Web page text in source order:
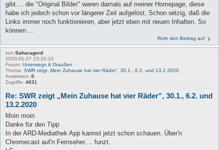
gibt.... die "Original Bilder" waren damals auf meiner Homepage, diese
habe ich jedoch schon vor längerer Zeit aufgelöst. Schon witzig, daß die
Links immer noch funktionieren, aber jetzt eben mit neuen Inhalten. So
können ...
Rufe den Beitrag auf
von Saharagerd
2020-01-27 23:32:10
Forum: Unterwegs & Draußen
Thema: SWR zeigt „Mein Zuhause hat vier Räder“, 30.1., 6.2. und 13.2.2020
Antworten: 8
Zugriffe: 4631
Re: SWR zeigt „Mein Zuhause hat vier Räder“, 30.1., 6.2. und
13.2.2020
Moin moin
Danke für den Tipp
In der ARD-Mediathek App kannst jetzt schon schauen. Über'n
Chromecast auf'n Fernseher.... funzt.